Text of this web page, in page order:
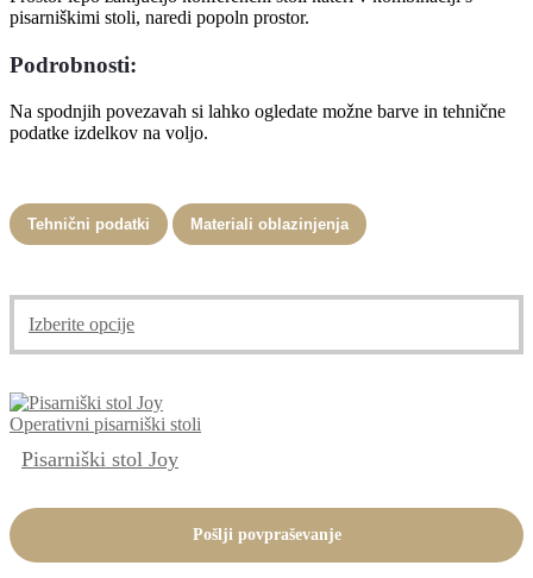
pisarniškimi stoli, naredi popoln prostor.
Podrobnosti:
Na spodnjih povezavah si lahko ogledate možne barve in tehnične
podatke izdelkov na voljo.
Tehnični podatki Materiali oblazinjenja
Izberite opcije
Operativni pisarniški stoli
Pisarniški stol Joy
Pošlji povpraševanje